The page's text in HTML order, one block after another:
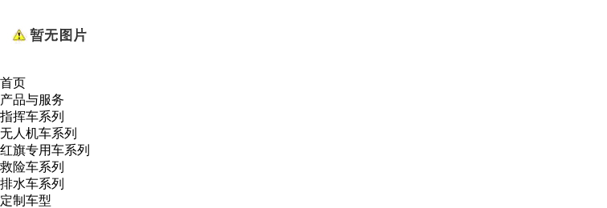
首页
产品与服务
指挥车系列
无人机车系列
红旗专用车系列
救险车系列
排水车系列
定制车型